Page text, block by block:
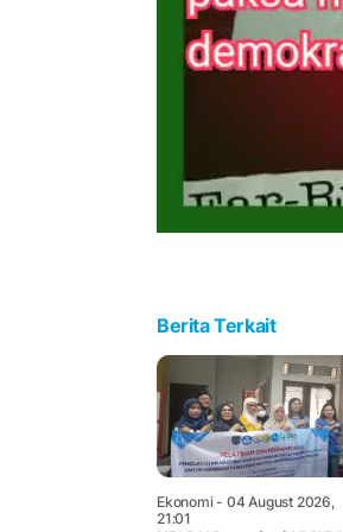
Berita Terkait
Ekonomi- 04 August 2026,
21:01